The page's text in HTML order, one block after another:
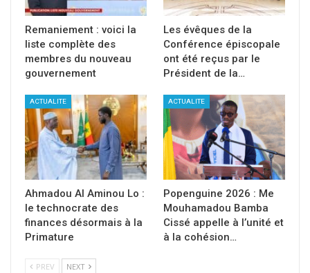
Remaniement : voici la
liste complète des
membres du nouveau
gouvernement
Les évêques de la
Conférence épiscopale
ont été reçus par le
Président de la…
ACTUALITE
Ahmadou Al Aminou Lo :
le technocrate des
finances désormais à la
Primature
ACTUALITE
Popenguine 2026 : Me
Mouhamadou Bamba
Cissé appelle à l’unité et
à la cohésion…
PREV NEXT